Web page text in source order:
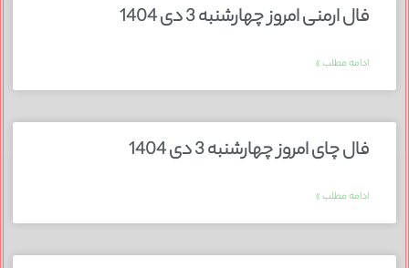
فال ارمنی امروز چهارشنبه 3 دی 1404
ادامه مطلب »
فال چای امروز چهارشنبه 3 دی 1404
ادامه مطلب »